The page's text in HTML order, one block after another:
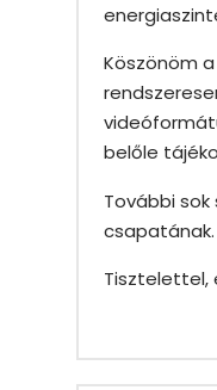
Köszönöm
belőle
További sok
csapatának.
Tisztelettel,